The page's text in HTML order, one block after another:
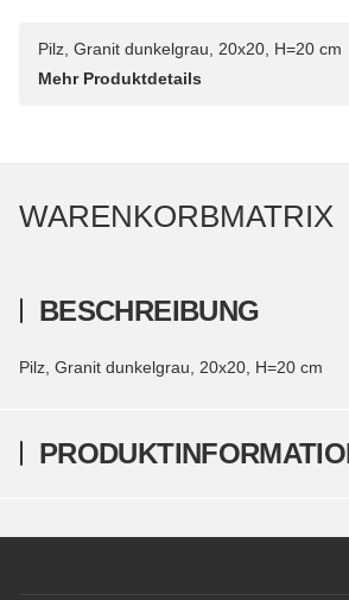
Pilz, Granit dunkelgrau, 20x20, H=20 cm
Mehr Produktdetails
WARENKORBMATRIX
BESCHREIBUNG
Pilz, Granit dunkelgrau, 20x20, H=20 cm